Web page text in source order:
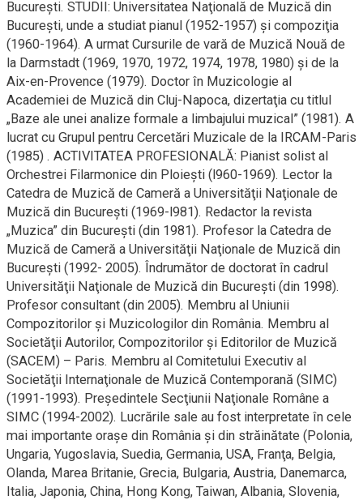
Bucureşti. STUDII: Universitatea Naţională de Muzică din
Bucureşti, unde a studiat pianul (1952-1957) şi compoziţia
(1960-1964). A urmat Cursurile de vară de Muzică Nouă de
la Darmstadt (1969, 1970, 1972, 1974, 1978, 1980) şi de la
Aix-en-Provence (1979). Doctor în Muzicologie al
Academiei de Muzică din Cluj-Napoca, dizertaţia cu titlul
„Baze ale unei analize formale a limbajului muzical” (1981). A
lucrat cu Grupul pentru Cercetări Muzicale de la IRCAM-Paris
(1985) . ACTIVITATEA PROFESIONALĂ: Pianist solist al
Orchestrei Filarmonice din Ploieşti (l960-1969). Lector la
Catedra de Muzică de Cameră a Universităţii Naţionale de
Muzică din Bucureşti (1969-l981). Redactor la revista
„Muzica” din Bucureşti (din 1981). Profesor la Catedra de
Muzică de Cameră a Universităţii Naţionale de Muzică din
Bucureşti (1992- 2005). Îndrumător de doctorat în cadrul
Universităţii Naţionale de Muzică din Bucureşti (din 1998).
Profesor consultant (din 2005). Membru al Uniunii
Compozitorilor şi Muzicologilor din România. Membru al
Societăţii Autorilor, Compozitorilor şi Editorilor de Muzică
(SACEM) – Paris. Membru al Comitetului Executiv al
Societăţii Internaţionale de Muzică Contemporană (SIMC)
(1991-1993). Preşedintele Secţiunii Naţionale Române a
SIMC (1994-2002). Lucrările sale au fost interpretate în cele
mai importante oraşe din România şi din străinătate (Polonia,
Ungaria, Yugoslavia, Suedia, Germania, USA, Franţa, Belgia,
Olanda, Marea Britanie, Grecia, Bulgaria, Austria, Danemarca,
Italia, Japonia, China, Hong Kong, Taiwan, Albania, Slovenia,